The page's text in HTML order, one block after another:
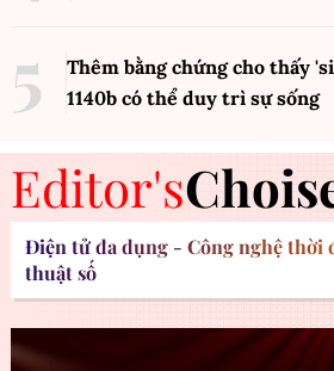
Thêm bằng chứng cho thấy
1140b có thể duy trì sự sống
Editor's
Điện tử đa dụng - Công nghệ thời
thuật số